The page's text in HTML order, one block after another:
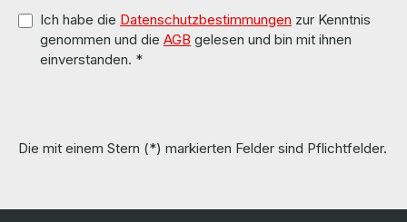
Ich habe die Datenschutzbestimmungen zur Kenntnis
genommen und die AGB gelesen und bin mit ihnen
einverstanden. *
Die mit einem Stern (*) markierten Felder sind Pflichtfelder.